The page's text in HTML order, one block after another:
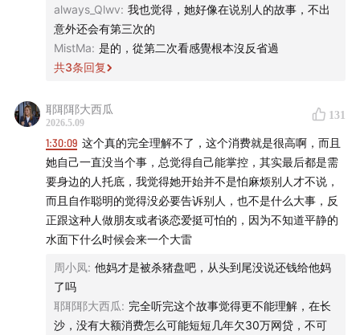
有知有行与陈鹏博士合作推出的《中国大类资产投资
2025 年报》线上版已经更新。
这份年报系统整理了中国过去 21 年的大类资产风险和收
不同资产在长期里到底提供了哪些回报，又需要承担怎样
的风险。
同时，我们也为大家准备了一枚「投资的常识」徽章。你
可以打开有知有行 App，点击首页活动入口，阅读《中
国大类资产投资 2025 年报》，并在评论区分享一张你印
象最深的数据、图表，或者一个被刷新的投资常识，就有
机会获得这枚好看的徽章啦。
always_Qlwv: 我也觉得，她好像在说别人的故事，不出
意外还会有第三次的
MistMa: 是的，從第二次看感覺根本沒反省過
共3条回复
耶耶耶大西瓜
2026.5.09
131
1:30:09 这个真的完全理解不了，这个消费就是很高啊，而且
她自己一直没当个事，总觉得自己能掌控，其实最后都是需
要身边的人托底，我觉得她开始并不是怕麻烦别人才不说，
而且自作聪明的觉得没必要告诉别人，也不是什么大事，反
正跟这种人做朋友或者谈恋爱挺可怕的，因为不知道平静的
水面下什么时候会来一个大雷
周小凤: 他妈才是被杀猪盘吧，从头到尾没说还钱给他妈
了吗
耶耶耶大西瓜: 完全听完这个故事觉得更不能理解，在长
沙，没有大额消费怎么可能短短几年欠30万网贷，不可